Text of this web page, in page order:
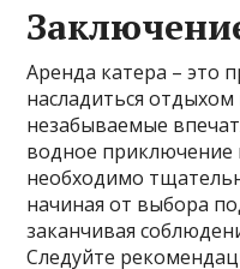
Аренда катера – это
насладиться
незабываемые
водное приключение
необходимо
начиная от выбора
заканчивая
Следуйте